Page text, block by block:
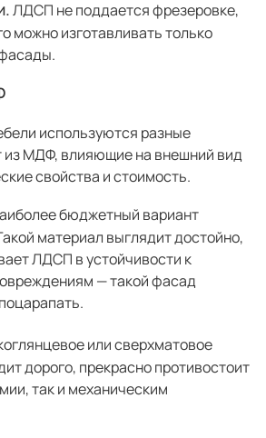
ЛДСП не поддается фрезеровке,
можно изготавливать только
используются разные
из МДФ, влияющие на внешний вид
свойства и стоимость.
бюджетный вариант
материал выглядит достойно,
ЛДСП в устойчивости к
— такой фасад
или сверхматовое
дорого, прекрасно противостоит
так и механическим